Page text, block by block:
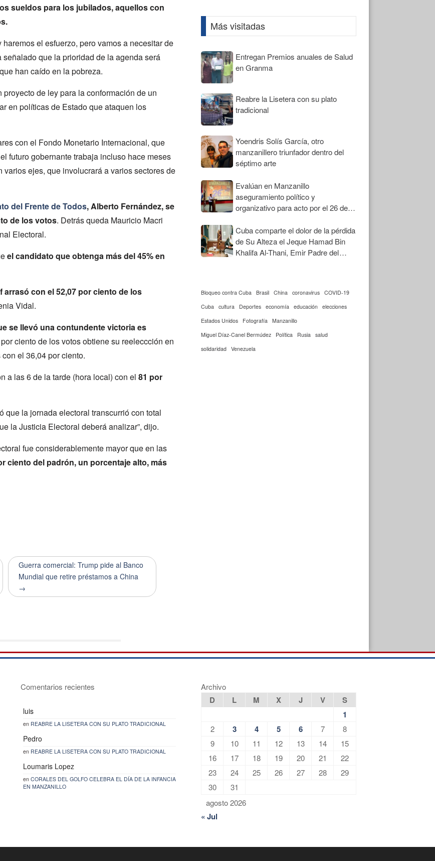
sueldos para los jubilados, aquellos con
el esfuerzo, pero vamos a necesitar de
que la prioridad de la agenda será
han caído en la pobreza.
de ley para la conformación de un
en políticas de Estado que ataquen los
con el Fondo Monetario Internacional, que
futuro gobernante trabaja incluso hace meses
ejes, que involucrará a varios sectores de
del Frente de Todos, Alberto Fernández, se
de los votos. Detrás queda Mauricio Macri
Electoral.
el candidato que obtenga más del 45% en
con el 52,07 por ciento de los
Vidal.
se llevó una contundente victoria es
ciento de los votos obtiene su reeleccción en
el 36,04 por ciento.
a las 6 de la tarde (hora local) con el 81 por
que la jornada electoral transcurrió con total
la Justicia Electoral deberá analizar”, dijo.
fue considerablemente mayor que en las
ciento del padrón, un porcentaje alto, más
Guerra comercial: Trump pide al Banco
Mundial que retire préstamos a China
→
Más visitadas
Entregan Premios anuales de Salud
en Granma
Reabre la Lisetera con su plato
tradicional
Yoendris Solís García, otro
manzanillero triunfador dentro del
séptimo arte
Evalúan en Manzanillo
aseguramiento político y
organizativo para acto por el 26 de
Cuba comparte el dolor de la pérdida
de Su Alteza el Jeque Hamad Bin
Khalifa Al-Thani, Emir Padre del
Bloqueo contra Cuba Brasil China coronavirus COVID-19
Cuba
cultura Deportes economía educación elecciones
Estados Unidos
Fotografía
Manzanillo
Miguel Díaz-Canel Bermúdez
Política Rusia
salud
solidaridad Venezuela
Comentarios recientes
luis
en REABRE LA LISETERA CON SU PLATO TRADICIONAL
Pedro
en REABRE LA LISETERA CON SU PLATO TRADICIONAL
Loumaris Lopez
en CORALES DEL GOLFO CELEBRA EL DÍA DE LA INFANCIA
EN MANZANILLO
Archivo
agosto 2026
D L M X J V
S
1
2 3 4 5 6 7
8
9
10 11 12 13 14
15
16
17 18 19 20 21
22
23
24 25 26 27 28
29
30
31
« Jul